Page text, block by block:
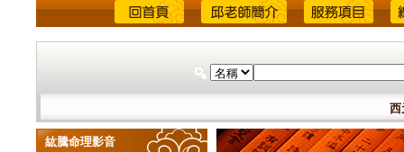
西
紘騰命理影音